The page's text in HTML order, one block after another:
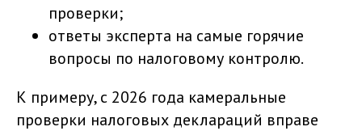
проверки;
ответы эксперта на самые горячие
вопросы по налоговому контролю.
К примеру, с 2026 года камеральные
проверки налоговых деклараций вправе